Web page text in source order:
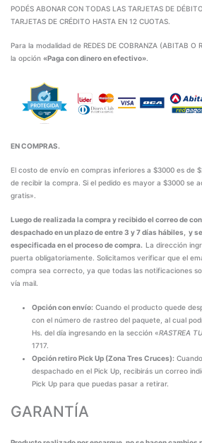
PODÉS ABONAR CON TODAS LAS TARJETAS DE
TARJETAS DE CRÉDITO HASTA EN 12 CUOTAS.
Para la modalidad de REDES DE COBRANZA (ABITAB O
la opción «Paga con dinero en efectivo».
EN COMPRAS.
El costo de envío en compras inferiores a $3000 es de
de recibir la compra. Si el pedido es mayor a $3000 se
gratis».
Luego de realizada la compra y recibido el correo de
despachado en un plazo de entre 3 y 7 días hábiles, y
especificada en el proceso de compra.La dirección
puerta obligatoriamente. Solicitamos verificar que el
compra sea correcto, ya que todas las notificaciones
vía mail.
Opción con envío: Cuando el producto quede
con el número de rastreo del paquete, al cual
Hs. del día ingresando en la sección «RASTREA
1717.
Opción retiro Pick Up (Zona Tres Cruces):
despachado en el Pick Up, recibirás un correo
Pick Up para que puedas pasar a retirar.
GARANTÍA